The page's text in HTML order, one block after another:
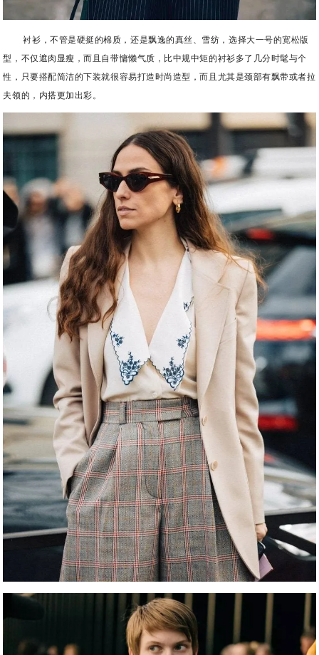
衬衫，不管是硬挺的棉质，还是飘逸的真丝、雪纺，选择大一号的宽松版
型，不仅遮肉显瘦，而且自带慵懒气质，比中规中矩的衬衫多了几分时髦与个
性，只要搭配简洁的下装就很容易打造时尚造型，而且尤其是颈部有飘带或者拉
夫领的，内搭更加出彩。